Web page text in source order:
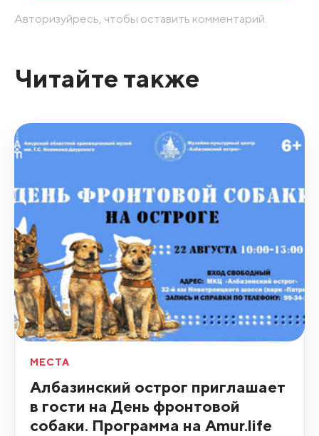
Авторизуйресь, чтобы оставить комментарий.
Читайте также
МЕСТА
Албазинский острог приглашает
в гости на День фронтовой
собаки. Программа на Amur.life